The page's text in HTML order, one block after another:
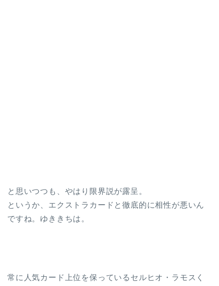
と思いつつも、やはり限界説が露呈。
というか、エクストラカードと徹底的に相性が悪いん
ですね。ゆききちは。
常に人気カード上位を保っているセルヒオ・ラモスく